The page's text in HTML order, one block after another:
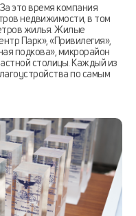
это время компания
недвижимости, в том
жилья. Жилые
Парк», «Привилегия»,
подкова», микрорайон
столицы. Каждый из
по самым